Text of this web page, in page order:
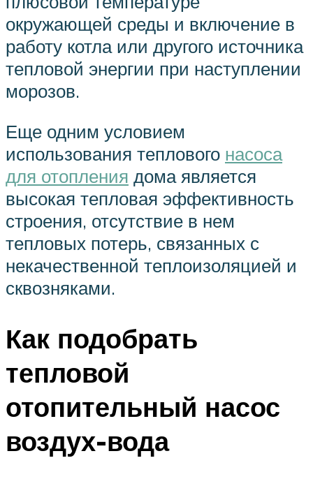
окружающей среды и включение в
работу котла или другого источника
тепловой энергии при наступлении
морозов.
Еще одним условием
использования теплового насоса
для отопления дома является
высокая тепловая эффективность
строения, отсутствие в нем
тепловых потерь, связанных с
некачественной теплоизоляцией и
сквозняками.
Как подобрать
тепловой
отопительный насос
воздух-вода